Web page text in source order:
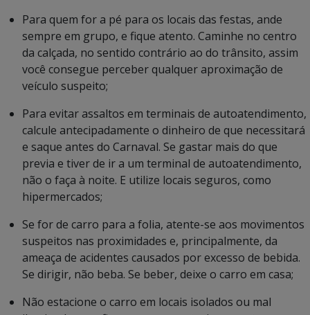
Para quem for a pé para os locais das festas, ande
sempre em grupo, e fique atento. Caminhe no centro
da calçada, no sentido contrário ao do trânsito, assim
você consegue perceber qualquer aproximação de
veículo suspeito;
Para evitar assaltos em terminais de autoatendimento,
calcule antecipadamente o dinheiro de que necessitará
e saque antes do Carnaval. Se gastar mais do que
previa e tiver de ir a um terminal de autoatendimento,
não o faça à noite. E utilize locais seguros, como
hipermercados;
Se for de carro para a folia, atente-se aos movimentos
suspeitos nas proximidades e, principalmente, da
ameaça de acidentes causados por excesso de bebida.
Se dirigir, não beba. Se beber, deixe o carro em casa;
Não estacione o carro em locais isolados ou mal